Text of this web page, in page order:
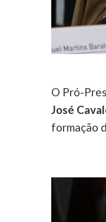
O Pró-
José
formação